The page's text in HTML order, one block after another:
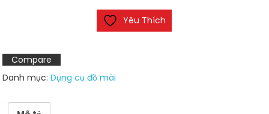
Yêu Thích
Compare
Danh mục:Dụng cụ đồ mài